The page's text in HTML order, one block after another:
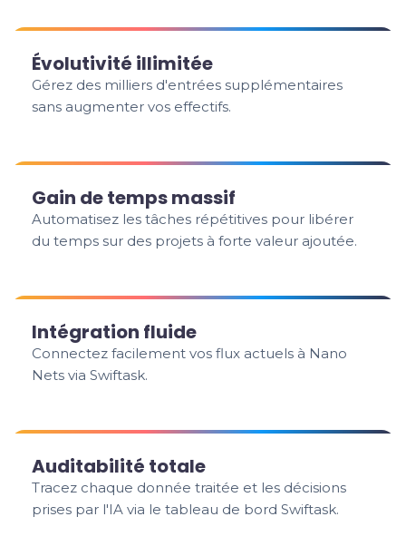
Évolutivité illimitée
Gérez des milliers d'entrées supplémentaires
sans augmenter vos effectifs.
Gain de temps massif
Automatisez les tâches répétitives pour libérer
du temps sur des projets à forte valeur ajoutée.
Intégration fluide
Connectez facilement vos flux actuels à Nano
Nets via Swiftask.
Auditabilité totale
Tracez chaque donnée traitée et les décisions
prises par l'IA via le tableau de bord Swiftask.